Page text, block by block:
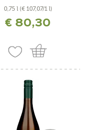
0,75 l (€ 107,07/1 l)
MwSt. zzgl. Versandkosten
€ 80,30